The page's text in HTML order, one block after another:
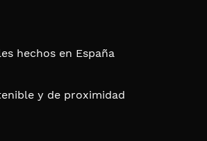
hechos en España
y de proximidad